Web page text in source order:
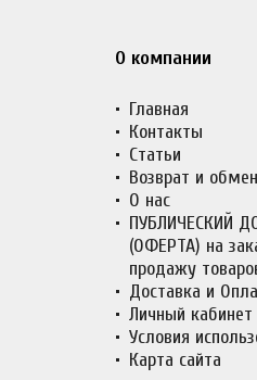
О компании
Главная
Контакты
Статьи
Возврат и обмен
О нас
ПУБЛИЧЕСКИЙ
(ОФЕРТА) на
продажу
Доставка и
Личный кабинет
Условия
Карта сайта